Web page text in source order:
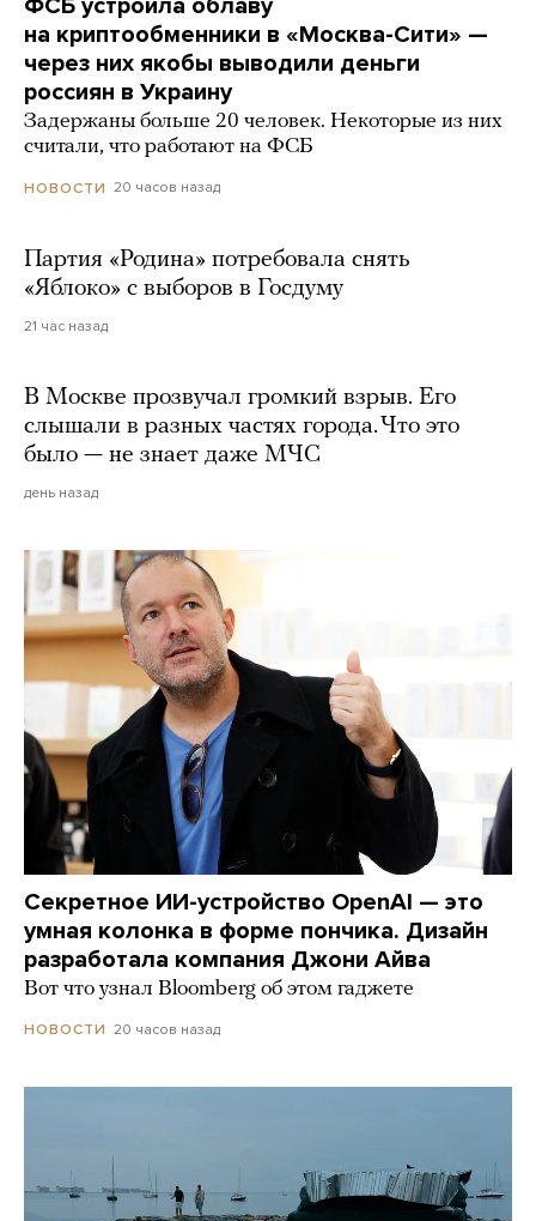
ФСБ устроила облаву
на криптообменники в «Москва-Сити» —
через них якобы выводили деньги
россиян в Украину
Задержаны больше 20 человек. Некоторые из них
считали, что работают на ФСБ
НОВОСТИ 20 часов назад
Партия «Родина» потребовала снять
«Яблоко» с выборов в Госдуму
21 час назад
В Москве прозвучал громкий взрыв. Его
слышали в разных частях города. Что это
было — не знает даже МЧС
день назад
Секретное ИИ-устройство OpenAI — это
умная колонка в форме пончика. Дизайн
разработала компания Джони Айва
Вот что узнал Bloomberg об этом гаджете
НОВОСТИ 20 часов назад